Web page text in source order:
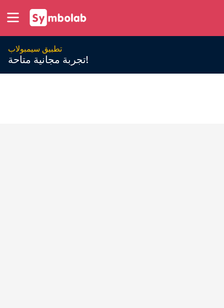
تطبيق سيمبولاب
تجربة مجانية متاحة!